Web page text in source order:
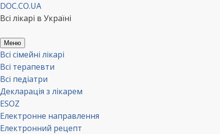
Перейти
до
DOC.CO.UA
Всі лікарі в Україні
Меню
Всі сімейні лікарі
Всі терапевти
Всі педіатри
Декларація з лікарем
ESOZ
Електронне направлення
Електронний рецепт